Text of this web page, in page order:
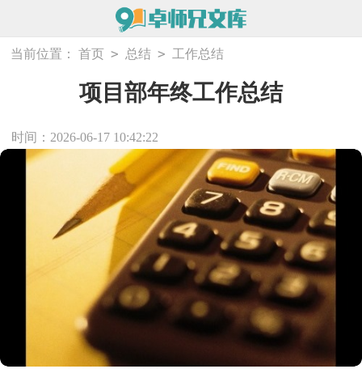
当前位置： 首页 > 总结 > 工作总结
项目部年终工作总结
时间：2026-06-17 10:42:22